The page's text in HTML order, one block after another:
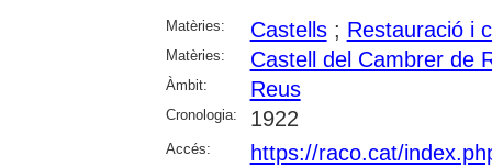
Matèries: Castells; Restauració i
Matèries: Castell del Cambrer de
Àmbit: Reus
Cronologia: 1922
Accés: https://raco.cat/